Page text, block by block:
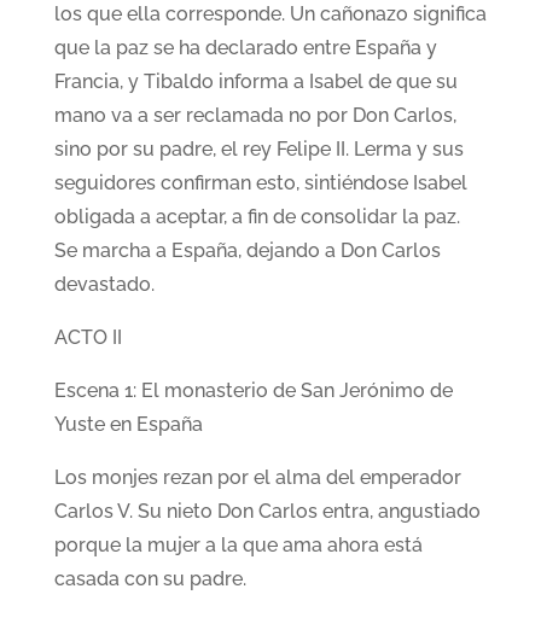
los que ella corresponde. Un cañonazo significa
que la paz se ha declarado entre España y
Francia, y Tibaldo informa a Isabel de que su
mano va a ser reclamada no por Don Carlos,
sino por su padre, el rey Felipe II. Lerma y sus
seguidores confirman esto, sintiéndose Isabel
obligada a aceptar, a fin de consolidar la paz.
Se marcha a España, dejando a Don Carlos
devastado.
ACTO II
Escena 1: El monasterio de San Jerónimo de
Yuste en España
Los monjes rezan por el alma del emperador
Carlos V. Su nieto Don Carlos entra, angustiado
porque la mujer a la que ama ahora está
casada con su padre.